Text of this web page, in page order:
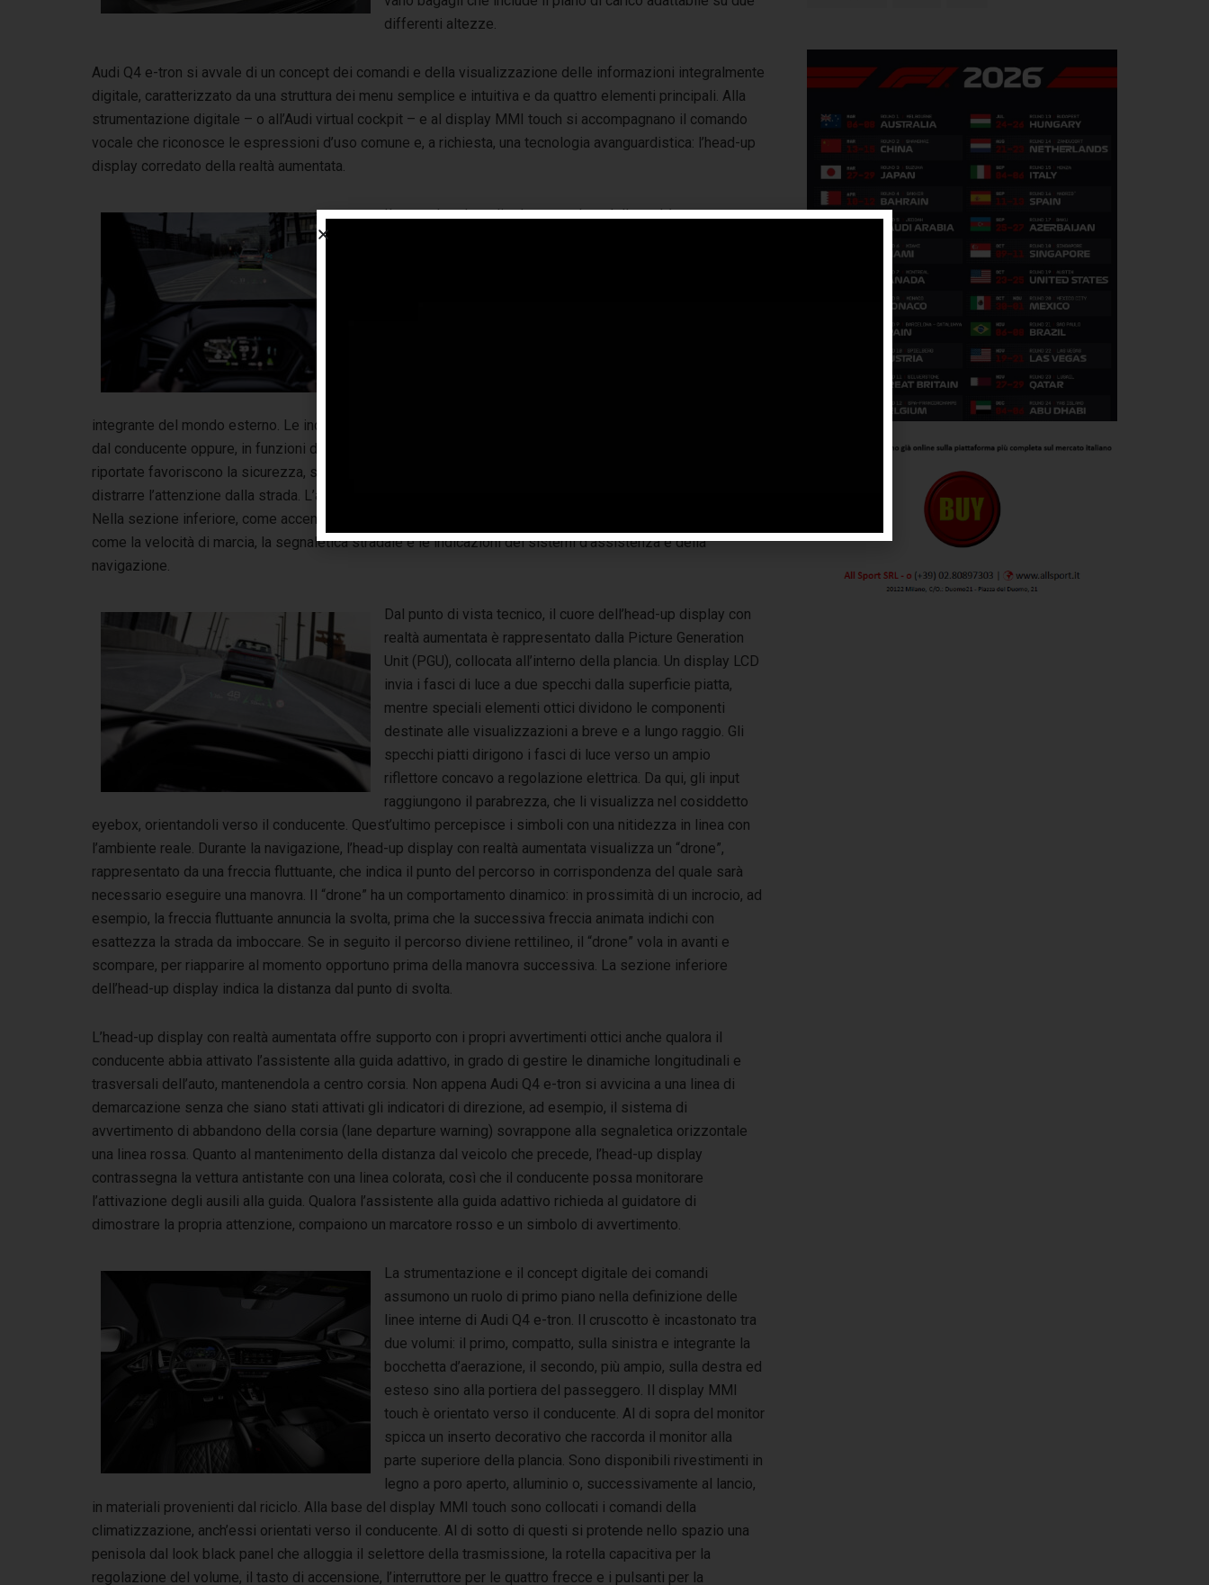
differenti altezze.
Audi Q4 e-tron si avvale di un concept dei comandi e della visualizzazione delle informazioni integralmente
digitale, caratterizzato da una struttura dei menu semplice e intuitiva e da quattro elementi principali. Alla
strumentazione digitale – o all’Audi virtual cockpit – e al display MMI touch si accompagnano il comando
vocale che riconosce le espressioni d’uso comune e, a richiesta, una tecnologia avanguardistica: l’head-up
display corredato della realtà aumentata.
Il nuovo head-up display corredato della realtà aumentata
integrante del mondo esterno. Le indicazioni appartenenti alla realtà virtuale “fluttuano” a circa dieci metri
dal conducente oppure, in funzioni delle condizioni di guida, a distanze superiori. Le informazioni cosi
riportate favoriscono la sicurezza, specie in condizioni di scarsa visibilità, e consentono al guidatore di non
distrarre l’attenzione dalla strada. L’area di visualizzazione dei contenuti AR ha una diagonale di 70 pollici.
Nella sezione inferiore, come accennato, vengono visualizzate le informazioni di stato relative al veicolo
come la velocità di marcia, la segnaletica stradale e le indicazioni dei sistemi d’assistenza e della
navigazione.
Dal punto di vista tecnico, il cuore dell’head-up display con
realtà aumentata è rappresentato dalla Picture Generation
Unit (PGU), collocata all’interno della plancia. Un display LCD
invia i fasci di luce a due specchi dalla superficie piatta,
mentre speciali elementi ottici dividono le componenti
destinate alle visualizzazioni a breve e a lungo raggio. Gli
specchi piatti dirigono i fasci di luce verso un ampio
riflettore concavo a regolazione elettrica. Da qui, gli input
raggiungono il parabrezza, che li visualizza nel cosiddetto
eyebox, orientandoli verso il conducente. Quest’ultimo percepisce i simboli con una nitidezza in linea con
l’ambiente reale. Durante la navigazione, l’head-up display con realtà aumentata visualizza un “drone”,
rappresentato da una freccia fluttuante, che indica il punto del percorso in corrispondenza del quale sarà
necessario eseguire una manovra. Il “drone” ha un comportamento dinamico: in prossimità di un incrocio, ad
esempio, la freccia fluttuante annuncia la svolta, prima che la successiva freccia animata indichi con
esattezza la strada da imboccare. Se in seguito il percorso diviene rettilineo, il “drone” vola in avanti e
scompare, per riapparire al momento opportuno prima della manovra successiva. La sezione inferiore
dell’head-up display indica la distanza dal punto di svolta.
L’head-up display con realtà aumentata offre supporto con i propri avvertimenti ottici anche qualora il
conducente abbia attivato l’assistente alla guida adattivo, in grado di gestire le dinamiche longitudinali e
trasversali dell’auto, mantenendola a centro corsia. Non appena Audi Q4 e-tron si avvicina a una linea di
demarcazione senza che siano stati attivati gli indicatori di direzione, ad esempio, il sistema di
avvertimento di abbandono della corsia (lane departure warning) sovrappone alla segnaletica orizzontale
una linea rossa. Quanto al mantenimento della distanza dal veicolo che precede, l’head-up display
contrassegna la vettura antistante con una linea colorata, così che il conducente possa monitorare
l’attivazione degli ausili alla guida. Qualora l’assistente alla guida adattivo richieda al guidatore di
dimostrare la propria attenzione, compaiono un marcatore rosso e un simbolo di avvertimento.
La strumentazione e il concept digitale dei comandi
assumono un ruolo di primo piano nella definizione delle
linee interne di Audi Q4 e-tron. Il cruscotto è incastonato tra
due volumi: il primo, compatto, sulla sinistra e integrante la
bocchetta d’aerazione, il secondo, più ampio, sulla destra ed
esteso sino alla portiera del passeggero. Il display MMI
touch è orientato verso il conducente. Al di sopra del monitor
spicca un inserto decorativo che raccorda il monitor alla
parte superiore della plancia. Sono disponibili rivestimenti in
legno a poro aperto, alluminio o, successivamente al lancio,
in materiali provenienti dal riciclo. Alla base del display MMI touch sono collocati i comandi della
climatizzazione, anch’essi orientati verso il conducente. Al di sotto di questi si protende nello spazio una
penisola dal look black panel che alloggia il selettore della trasmissione, la rotella capacitiva per la
regolazione del volume, il tasto di accensione, l’interruttore per le quattro frecce e i pulsanti per la